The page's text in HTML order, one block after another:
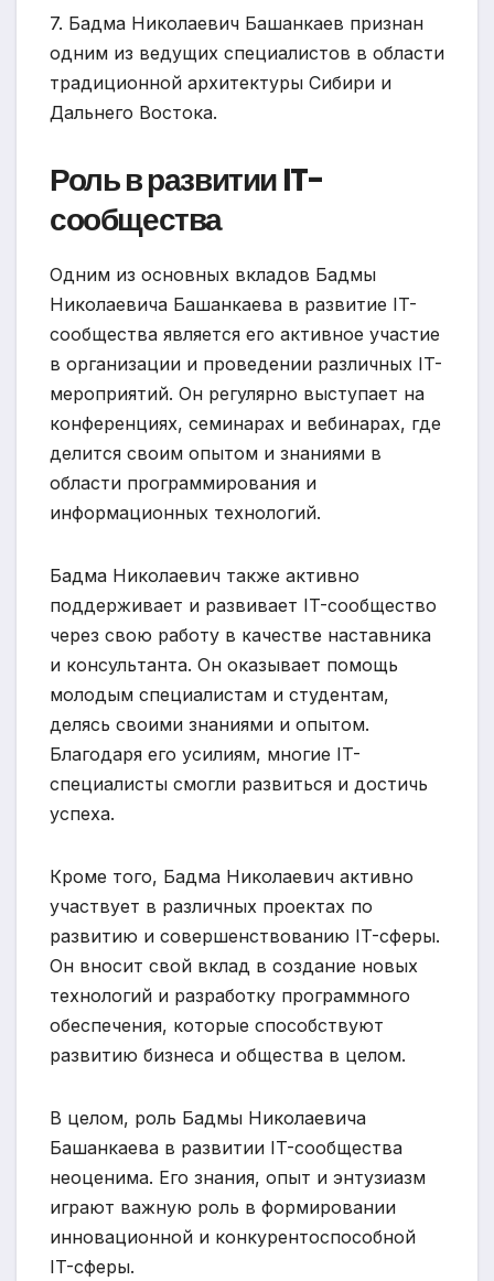
7. Бадма Николаевич Башанкаев признан
одним из ведущих специалистов в области
традиционной архитектуры Сибири и
Дальнего Востока.
Роль в развитии IT-
сообщества
Одним из основных вкладов Бадмы
Николаевича Башанкаева в развитие IT-
сообщества является его активное участие
в организации и проведении различных IT-
мероприятий. Он регулярно выступает на
конференциях, семинарах и вебинарах, где
делится своим опытом и знаниями в
области программирования и
информационных технологий.
Бадма Николаевич также активно
поддерживает и развивает IT-сообщество
через свою работу в качестве наставника
и консультанта. Он оказывает помощь
молодым специалистам и студентам,
делясь своими знаниями и опытом.
Благодаря его усилиям, многие IT-
специалисты смогли развиться и достичь
успеха.
Кроме того, Бадма Николаевич активно
участвует в различных проектах по
развитию и совершенствованию IT-сферы.
Он вносит свой вклад в создание новых
технологий и разработку программного
обеспечения, которые способствуют
развитию бизнеса и общества в целом.
В целом, роль Бадмы Николаевича
Башанкаева в развитии IT-сообщества
неоценима. Его знания, опыт и энтузиазм
играют важную роль в формировании
инновационной и конкурентоспособной
IT-сферы.